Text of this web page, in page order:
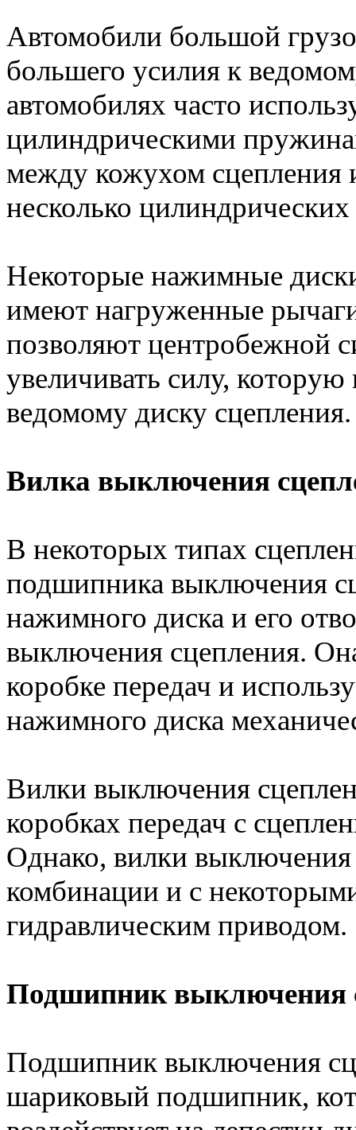
Автомобили большой
большего усилия к
автомобилях часто
цилиндрическими
между кожухом сцепления
несколько
Некоторые нажимные
имеют нагруженные
позволяют центробежной
увеличивать силу,
ведомому диску сцепления.
Вилка выключения
В некоторых типах
подшипника выключения
нажимного диска и его
выключения сцепления.
коробке передач и
нажимного диска
Вилки выключения
коробках передач с
Однако, вилки выключения
комбинации и с
гидравлическим приводом.
Подшипник выключения
Подшипник выключения
шариковый подшипник,